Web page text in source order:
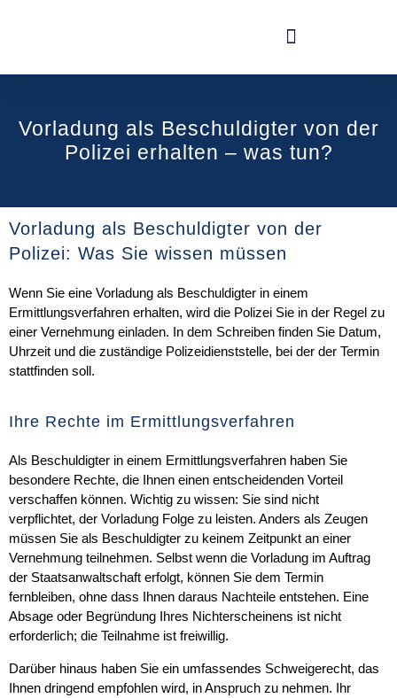
Vorladung als Beschuldigter von der
Polizei erhalten – was tun?
Vorladung als Beschuldigter von der
Polizei: Was Sie wissen müssen
Wenn Sie eine Vorladung als Beschuldigter in einem
Ermittlungsverfahren erhalten, wird die Polizei Sie in der Regel zu
einer Vernehmung einladen. In dem Schreiben finden Sie Datum,
Uhrzeit und die zuständige Polizeidienststelle, bei der der Termin
stattfinden soll.
Ihre Rechte im Ermittlungsverfahren
Als Beschuldigter in einem Ermittlungsverfahren haben Sie
besondere Rechte, die Ihnen einen entscheidenden Vorteil
verschaffen können. Wichtig zu wissen: Sie sind nicht
verpflichtet, der Vorladung Folge zu leisten. Anders als Zeugen
müssen Sie als Beschuldigter zu keinem Zeitpunkt an einer
Vernehmung teilnehmen. Selbst wenn die Vorladung im Auftrag
der Staatsanwaltschaft erfolgt, können Sie dem Termin
fernbleiben, ohne dass Ihnen daraus Nachteile entstehen. Eine
Absage oder Begründung Ihres Nichterscheinens ist nicht
erforderlich; die Teilnahme ist freiwillig.
Darüber hinaus haben Sie ein umfassendes Schweigerecht, das
Ihnen dringend empfohlen wird, in Anspruch zu nehmen. Ihr